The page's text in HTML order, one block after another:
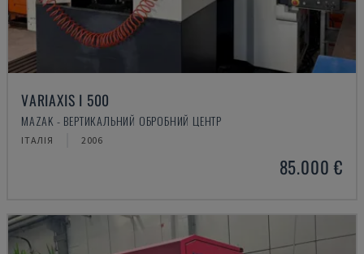
VARIAXIS I 500
MAZAK - ВЕРТИКАЛЬНИЙ ОБРОБНИЙ ЦЕНТР
ІТАЛІЯ 2006
85.000 €